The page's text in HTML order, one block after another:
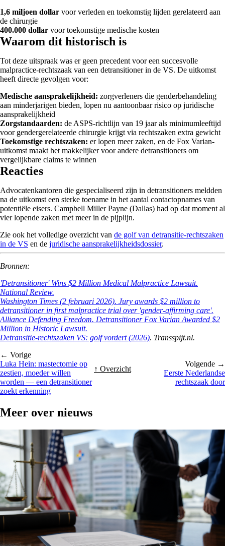
1,6 miljoen dollar voor verleden en toekomstig lijden gerelateerd aan
de chirurgie
400.000 dollar voor toekomstige medische kosten
Waarom dit historisch is
Tot deze uitspraak was er geen precedent voor een succesvolle
malpractice-rechtszaak van een detransitioner in de VS. De uitkomst
heeft directe gevolgen voor:
Medische aansprakelijkheid: zorgverleners die genderbehandeling
aan minderjarigen bieden, lopen nu aantoonbaar risico op juridische
aansprakelijkheid
Zorgstandaarden: de ASPS-richtlijn van 19 jaar als minimumleeftijd
voor gendergerelateerde chirurgie krijgt via rechtszaken extra gewicht
Toekomstige rechtszaken: er lopen meer zaken, en de Fox Varian-
uitkomst maakt het makkelijker voor andere detransitioners om
vergelijkbare claims te winnen
Reacties
Advocatenkantoren die gespecialiseerd zijn in detransitioners meldden
na de uitkomst een sterke toename in het aantal contactopnames van
potentiële eisers. Campbell Miller Payne (Dallas) had op dat moment al
vier lopende zaken met meer in de pijplijn.
Zie ook het volledige overzicht van de golf van detransitie-rechtszaken
in de VS en de juridische aansprakelijkheidsdossier.
Bronnen:
'Detransitioner' Wins $2 Million Medical Malpractice Lawsuit.
National Review.
Washington Times (2 februari 2026). Jury awards $2 million to
detransitioner in first malpractice trial over 'gender-affirming care'.
Alliance Defending Freedom. Detransitioner Fox Varian Awarded $2
Million in Historic Lawsuit.
Detransitie-rechtszaken VS: golf vordert (2026). Transspijt.nl.
← Vorige
Luka Hein: mastectomie op
zestien, moeder willen
worden — een detransitioner
zoekt erkenning
↑ Overzicht
Volgende →
Eerste Nederlandse
rechtszaak door
Meer over nieuws